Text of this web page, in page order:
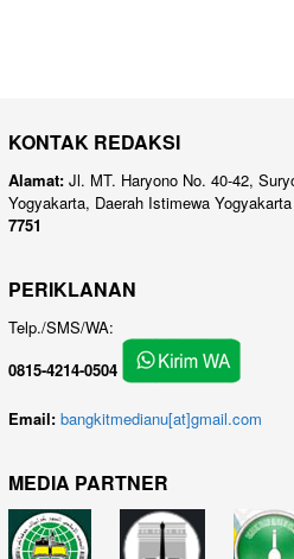
KONTAK REDAKSI
Alamat: Jl. MT. Haryono No. 40-42,
Yogyakarta, Daerah Istimewa Yogyakarta
7751
PERIKLANAN
Telp./SMS/WA:
0815-4214-0504
Email: bangkitmedianu[at]gmail.com
MEDIA PARTNER